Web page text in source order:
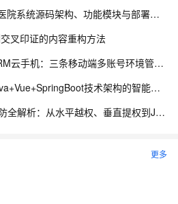
医院APP开发指南：互联网医院系统源码架构、功能模块与部署流程解析
叉印证的内容重构方法
安卓模拟器、Root改机与ARM云手机：三条移动端多账号环境管理路径的工程实测手记
医院随访系统源码，基于Java+Vue+SpringBoot技术架构的智能化管理平台
医院电子病历越权与下载攻防全解析：从水平越权、垂直提权到JWT防线与目录穿越
更多